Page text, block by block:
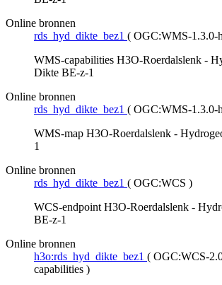
Online bronnen
rds_hyd_dikte_bez1 ( OGC:WMS-1.3.0-
WMS-capabilities H3O-Roerdalslenk -
Dikte BE-z-1
Online bronnen
rds_hyd_dikte_bez1 ( OGC:WMS-1.3.0-
WMS-map H3O-Roerdalslenk -
1
Online bronnen
rds_hyd_dikte_bez1 ( OGC:WCS )
WCS-endpoint H3O-Roerdalslenk -
BE-z-1
Online bronnen
h3o:rds_hyd_dikte_bez1 ( OGC:WCS-
capabilities )